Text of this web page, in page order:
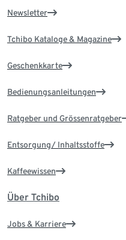
Newsletter
Tchibo Kataloge & Magazine
Geschenkkarte
Bedienungsanleitungen
Ratgeber und Grössenratgeber
Entsorgung/ Inhaltsstoffe
Kaffeewissen
Über Tchibo
Jobs & Karriere